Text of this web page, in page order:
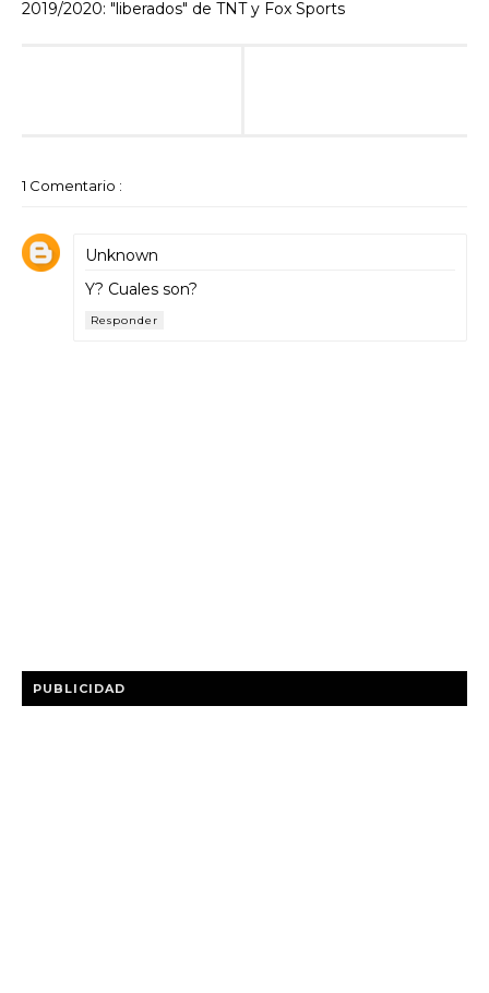
2019/2020: "liberados" de TNT y Fox Sports
1 Comentario :
Unknown
Y? Cuales son?
Responder
PUBLICIDAD